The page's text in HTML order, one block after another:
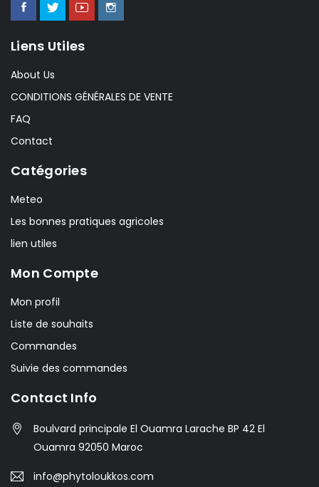
Liens Utiles
About Us
CONDITIONS GÉNÉRALES DE VENTE
FAQ
Contact
Catégories
Meteo
Les bonnes pratiques agricoles
lien utiles
Mon Compte
Mon profil
Liste de souhaits
Commandes
Suivie des commandes
Contact Info
Boulvard principale El Ouamra Larache BP 42 El
Ouamra 92050 Maroc
info@phytoloukkos.com